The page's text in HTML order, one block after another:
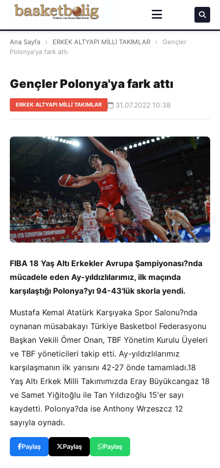
Ana Sayfa › ERKEK ALTYAPI MİLLİ TAKIMLAR ›
Gençler
Polonya'ya fark attı
Gençler Polonya'ya fark attı
ERKEK ALTYAPI MİLLİ TAKIMLAR 31.07.2022 10:38
FIBA 18 Yaş Altı Erkekler Avrupa Şampiyonası?nda
mücadele eden Ay-yıldızlılarımız, ilk maçında
karşılaştığı Polonya?yı 94-43'lük skorla yendi.
Mustafa Kemal Atatürk Karşıyaka Spor Salonu?nda
oynanan müsabakayı Türkiye Basketbol Federasyonu
Başkan Vekili Ömer Onan, TBF Yönetim Kurulu Üyeleri
ve TBF yöneticileri takip etti. Ay-yıldızlılarımız
karşılaşmanın ilk yarısını 42-27 önde tamamladı.18
Yaş Altı Erkek Milli Takımımızda Eray Büyükcangaz 18
ve Samet Yiğitoğlu ile Tan Yıldızoğlu 15'er sayı
kaydetti. Polonya?da ise Anthony Wrzeszcz 12
sayıyla oynadı.
Paylaş Paylaş Paylaş